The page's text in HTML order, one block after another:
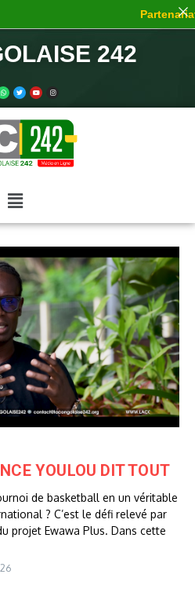
242
YOULOU DIT TOUT
de basketball en un véritable
? C’est le défi relevé par
projet Ewawa Plus. Dans cette
Partenariat